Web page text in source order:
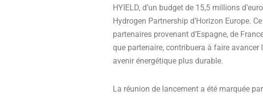
HYIELD, d’un budget de 15,5 millions
Hydrogen Partnership d’Horizon Europe.
partenaires provenant d’Espagne, de
que partenaire, contribuera à faire
avenir énergétique plus durable.
La réunion de lancement a été marquée